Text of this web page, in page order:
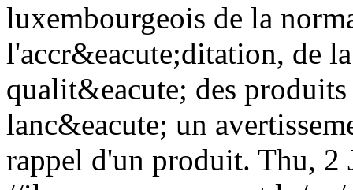
luxembourgeois de la
l'accr&eacute;ditation, de
qualit&eacute; des
lanc&eacute; un
rappel d'un produit. Thu, 2